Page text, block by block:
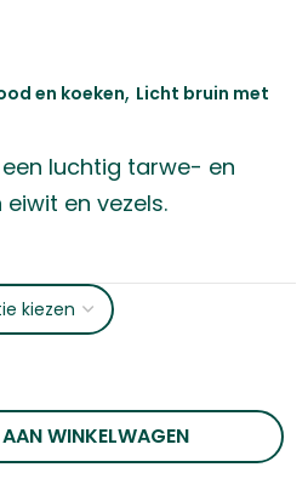
en koeken, Licht bruin met
luchtig tarwe- en
en vezels.
WINKELWAGEN